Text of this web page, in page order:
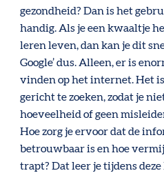
gezondheid? Dan is het
handig. Als je een kwaaltje
leren leven, dan kan je dit
Google’ dus. Alleen, er is
vinden op het internet. Het
gericht te zoeken, zodat je
hoeveelheid of geen
Hoe zorg je ervoor dat de
betrouwbaar is en hoe
trapt? Dat leer je tijdens